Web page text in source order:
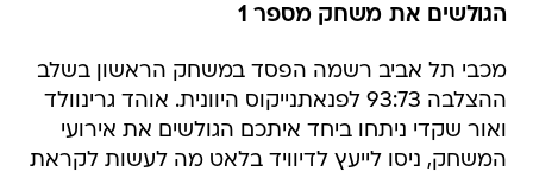
הגולשים את משחק מספר 1
מכבי תל אביב רשמה הפסד במשחק הראשון בשלב
ההצלבה 93:73 לפנאתנייקוס היוונית. אוהד גרינוולד
ואור שקדי ניתחו ביחד איתכם הגולשים את אירועי
המשחק, ניסו לייעץ לדיוויד בלאט מה לעשות לקראת